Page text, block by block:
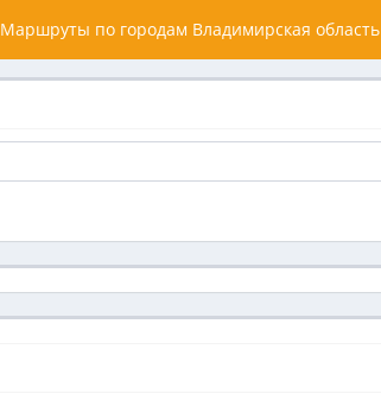
Маршруты по городам Владимирская область